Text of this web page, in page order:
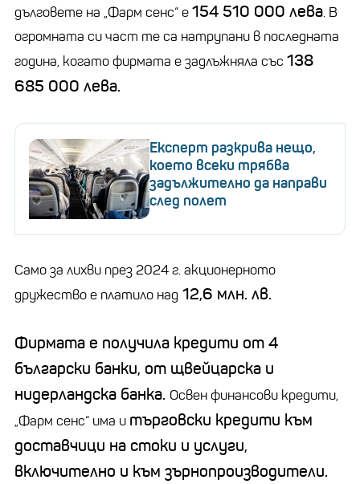
дълговете на „Фарм сенс“ е154 510 000 лева. В
огромната си част те са натрупани в последната
година, когато фирмата е задлъжняла със 138
685 000 лева.
Експерт разкрива нещо,
което всеки трябва
задължително да направи
след полет
Само за лихви през 2024 г. акционерното
дружество е платило над 12,6 млн. лв.
Фирмата е получила кредити от 4
български банки, от щвейцарска и
нидерландска банка. Освен финансови кредити,
„Фарм сенс“ има и търговски кредити към
доставчици на стоки и услуги,
включително и към зърнопроизводители.